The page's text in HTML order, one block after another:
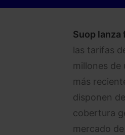
Suop lanza
las tarifas
millones de
más
disponen
cobertura
mercado